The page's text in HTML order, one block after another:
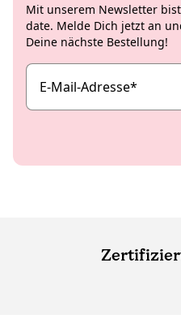
Mit unserem Newsletter
date. Melde Dich jetzt an
Deine nächste Bestellung!
E-Mail-Adresse*